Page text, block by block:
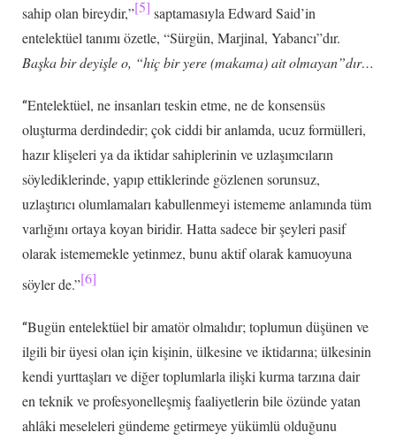
sahip olan bireydir,”[5] saptamasıyla Edward Said’in
entelektüel tanımı özetle, “Sürgün, Marjinal, Yabancı”dır.
Başka bir deyişle o, “hiç bir yere (makama) ait olmayan”dır…
“Entelektüel, ne insanları teskin etme, ne de konsensüs
oluşturma derdindedir; çok ciddi bir anlamda, ucuz formülleri,
hazır klişeleri ya da iktidar sahiplerinin ve uzlaşımcıların
söylediklerinde, yapıp ettiklerinde gözlenen sorunsuz,
uzlaştırıcı olumlamaları kabullenmeyi istememe anlamında tüm
varlığını ortaya koyan biridir. Hatta sadece bir şeyleri pasif
olarak istememekle yetinmez, bunu aktif olarak kamuoyuna
söyler de.”[6]
“Bugün entelektüel bir amatör olmalıdır; toplumun düşünen ve
ilgili bir üyesi olan için kişinin, ülkesine ve iktidarına; ülkesinin
kendi yurttaşları ve diğer toplumlarla ilişki kurma tarzına dair
en teknik ve profesyonelleşmiş faaliyetlerin bile özünde yatan
ahlâki meseleleri gündeme getirmeye yükümlü olduğunu